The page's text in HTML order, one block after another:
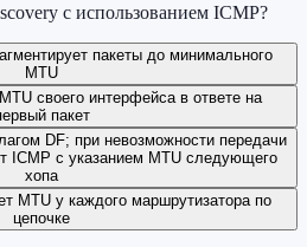
с использованием ICMP?
пакеты до минимального
MTU
своего интерфейса в ответе на
пакет
DF; при невозможности передачи
ICMP с указанием MTU следующего
хопа
MTU у каждого маршрутизатора по
цепочке